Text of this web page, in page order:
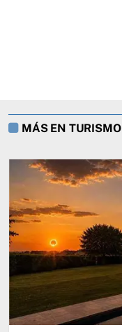
MÁS EN TURISMO